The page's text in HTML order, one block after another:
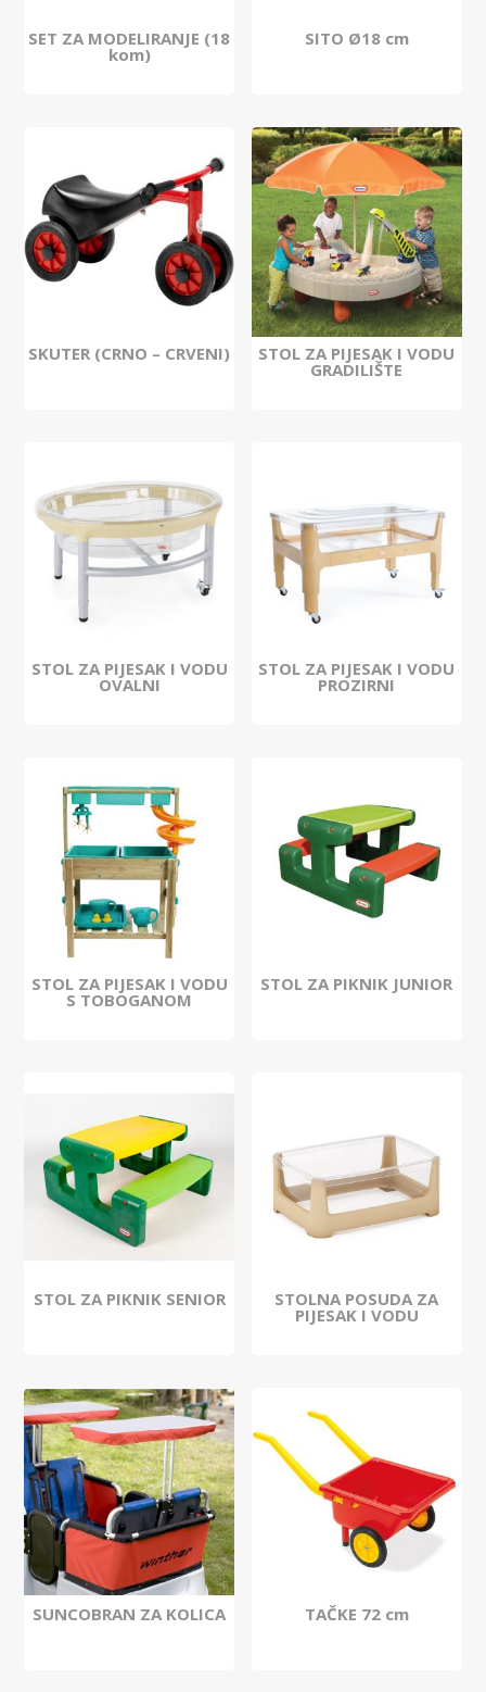
SET ZA MODELIRANJE (18
kom)
SITO Ø18 cm
SKUTER (CRNO – CRVENI) STOL ZA PIJESAK I VODU
GRADILIŠTE
STOL ZA PIJESAK I VODU
OVALNI
STOL ZA PIJESAK I VODU
PROZIRNI
STOL ZA PIJESAK I VODU
S TOBOGANOM
STOL ZA PIKNIK JUNIOR
STOL ZA PIKNIK SENIOR STOLNA POSUDA ZA
PIJESAK I VODU
SUNCOBRAN ZA KOLICA TAČKE 72 cm